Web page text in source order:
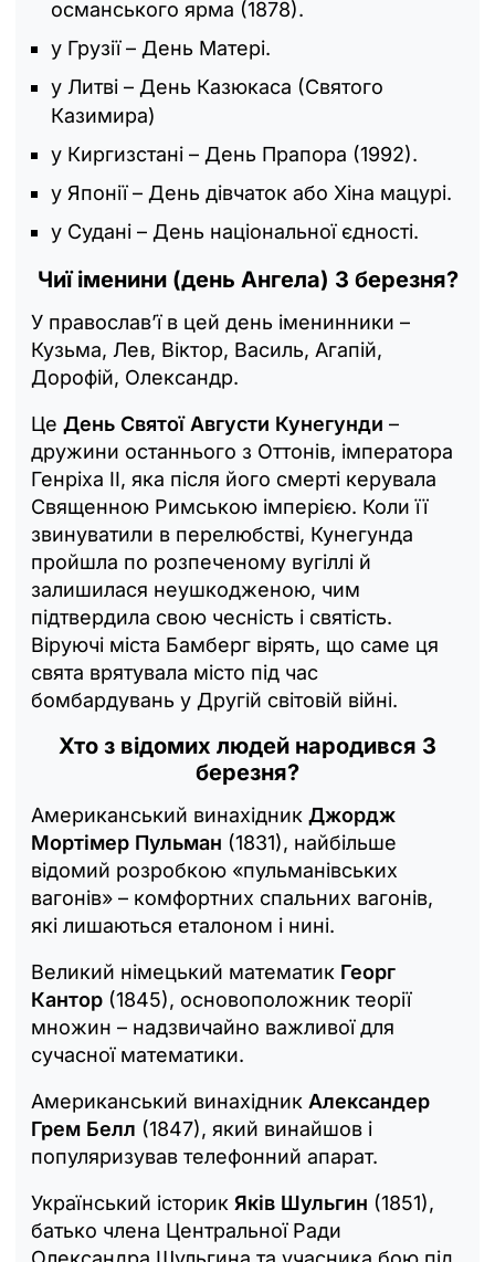
османського ярма (1878).
у Грузії – День Матері.
у Литві – День Казюкаса (Святого
Казимира)
у Киргизстані – День Прапора (1992).
у Японії – День дівчаток або Хіна мацурі.
у Судані – День національної єдності.
Чиї іменини (день Ангела) 3 березня?
У православ’ї в цей день іменинники –
Кузьма, Лев, Віктор, Василь, Агапій,
Дорофій, Олександр.
Це День Святої Августи Кунегунди –
дружини останнього з Оттонів, імператора
Генріха ІІ, яка після його смерті керувала
Священною Римською імперією. Коли її
звинуватили в перелюбстві, Кунегунда
пройшла по розпеченому вугіллі й
залишилася неушкодженою, чим
підтвердила свою чесність і святість.
Віруючі міста Бамберг вірять, що саме ця
свята врятувала місто під час
бомбардувань у Другій світовій війні.
Хто з відомих людей народився 3
березня?
Американський винахідник Джордж
Мортімер Пульман (1831), найбільше
відомий розробкою «пульманівських
вагонів» – комфортних спальних вагонів,
які лишаються еталоном і нині.
Великий німецький математик Георг
Кантор (1845), основоположник теорії
множин – надзвичайно важливої для
сучасної математики.
Американський винахідник Александер
Грем Белл (1847), який винайшов і
популяризував телефонний апарат.
Український історик Яків Шульгин (1851),
батько члена Центральної Ради